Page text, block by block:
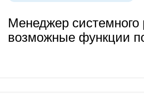
Менеджер
возможные функции